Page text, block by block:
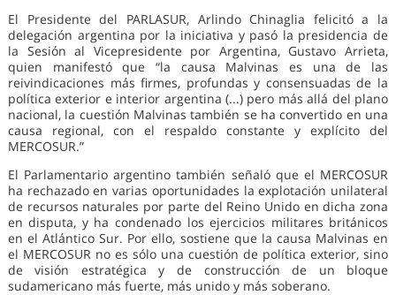
El Presidente del PARLASUR, Arlindo Chinaglia felicitó a la
delegación argentina por la iniciativa y pasó la presidencia de
la Sesión al Vicepresidente por Argentina, Gustavo Arrieta,
quien manifestó que “la causa Malvinas es una de las
reivindicaciones más firmes, profundas y consensuadas de la
política exterior e interior argentina (...) pero más allá del plano
nacional, la cuestión Malvinas también se ha convertido en una
causa regional, con el respaldo constante y explícito del
MERCOSUR.”
El Parlamentario argentino también señaló que el MERCOSUR
ha rechazado en varias oportunidades la explotación unilateral
de recursos naturales por parte del Reino Unido en dicha zona
en disputa, y ha condenado los ejercicios militares británicos
en el Atlántico Sur. Por ello, sostiene que la causa Malvinas en
el MERCOSUR no es sólo una cuestión de política exterior, sino
de visión estratégica y de construcción de un bloque
sudamericano más fuerte, más unido y más soberano.